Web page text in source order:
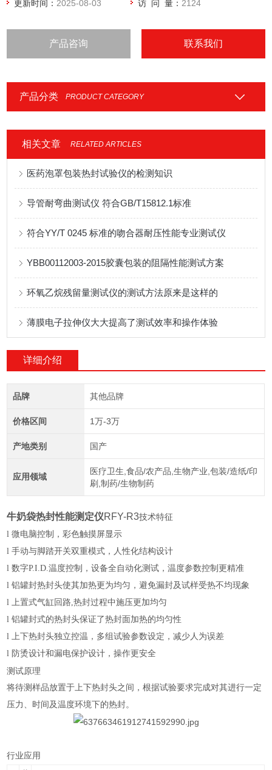
更新时间： 2025-08-03 访 问 量： 2124
产品咨询 联系我们
产品分类 PRODUCT CATEGORY
相关文章 RELATED ARTICLES
医药泡罩包装热封试验仪的检测知识
导管耐弯曲测试仪 符合GB/T15812.1标准
符合YY/T 0245 标准的吻合器耐压性能专业测试仪
YBB00112003-2015胶囊包装的阻隔性能测试方案
环氧乙烷残留量测试仪的测试方法原来是这样的
薄膜电子拉伸仪大大提高了测试效率和操作体验
详细介绍
品牌 其他品牌
价格区间 1万-3万
产地类别 国产
应用领域
医疗卫生,食品/农产品,生物产业,包装/造纸/印
刷,制药/生物制药
牛奶袋热封性能测定仪RFY-R3技术特征
l微电脑控制，彩色触摸屏显示
l手动与脚踏开关双重模式，人性化结构设计
l数字P.I.D.温度控制，设备全自动化测试，温度参数控制更精准
l铝罐封热封头使其加热更为均匀，避免漏封及试样受热不均现象
l上置式气缸回路,热封过程中施压更加均匀
l铝罐封式的热封头保证了热封面加热的均匀性
l上下热封头独立控温，多组试验参数设定，减少人为误差
l 防烫设计和漏电保护设计，操作更安全
测试原理
将待测样品放置于上下热封头之间，根据试验要求完成对其进行一定
压力、时间及温度环境下的热封。
行业应用